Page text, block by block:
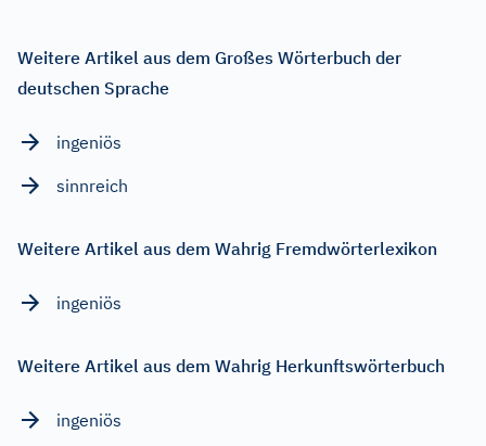
Weitere Artikel aus dem Großes Wörterbuch der
deutschen Sprache
ingeniös
sinnreich
Weitere Artikel aus dem Wahrig Fremdwörterlexikon
ingeniös
Weitere Artikel aus dem Wahrig Herkunftswörterbuch
ingeniös